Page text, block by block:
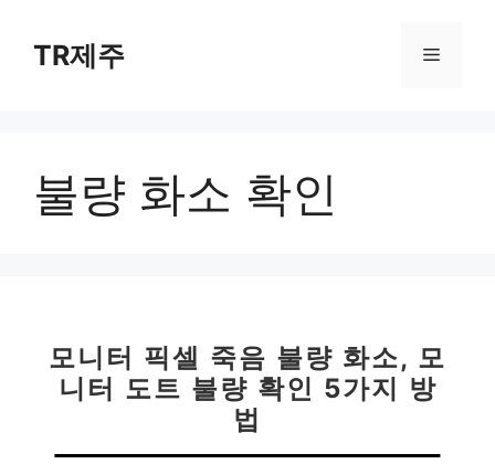
TR제주 메
불량 화소 확인
모니터 픽셀 죽음 불량 화소, 모
니터 도트 불량 확인 5가지 방
법